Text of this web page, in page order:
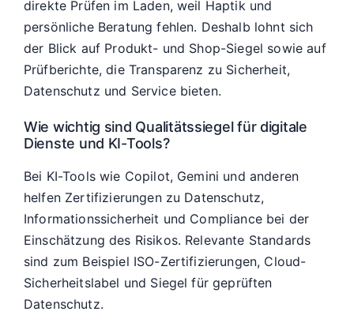
direkte Prüfen im Laden, weil Haptik und
persönliche Beratung fehlen. Deshalb lohnt sich
der Blick auf Produkt- und Shop-Siegel sowie auf
Prüfberichte, die Transparenz zu Sicherheit,
Datenschutz und Service bieten.
Wie wichtig sind Qualitätssiegel für digitale
Dienste und KI-Tools?
Bei KI-Tools wie Copilot, Gemini und anderen
helfen Zertifizierungen zu Datenschutz,
Informationssicherheit und Compliance bei der
Einschätzung des Risikos. Relevante Standards
sind zum Beispiel ISO-Zertifizierungen, Cloud-
Sicherheitslabel und Siegel für geprüften
Datenschutz.